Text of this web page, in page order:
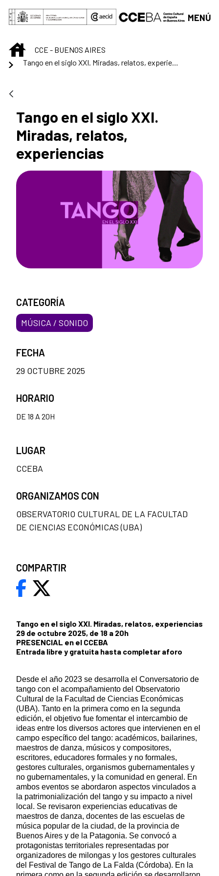
Saltar al contenido principal
MENÚ
INICIOCCE - BUENOS AIRES
Tango en el siglo XXI. Miradas, relatos, experiencias
Tango en el siglo XXI.
Miradas, relatos,
experiencias
Tango en el siglo XXI. Miradas, relatos, experiencias
29 de octubre 2025, de 18 a 20h
PRESENCIAL en el CCEBA
Entrada libre y gratuita hasta completar aforo
Desde el año 2023 se desarrolla el Conversatorio de
tango con el acompañamiento del Observatorio
Cultural de la Facultad de Ciencias Económicas
(UBA). Tanto en la primera como en la segunda
edición, el objetivo fue fomentar el intercambio de
ideas entre los diversos actores que intervienen en el
campo específico del tango: académicos, bailarines,
maestros de danza, músicos y compositores,
escritores, educadores formales y no formales,
gestores culturales, organismos gubernamentales y
no gubernamentales, y la comunidad en general. En
ambos eventos se abordaron aspectos vinculados a
la patrimonialización del tango y su impacto a nivel
local. Se revisaron experiencias educativas de
maestros de danza, docentes de las escuelas de
música popular de la ciudad, de la provincia de
Buenos Aires y de la Patagonia. Se convocó a
protagonistas territoriales representadas por
organizadores de milongas y los gestores culturales
del Festival de Tango de La Falda (Córdoba). En la
CATEGORÍA
MÚSICA / SONIDO
FECHA
29 OCTUBRE 2025
HORARIO
DE 18 A 20H
LUGAR
CCEBA
ORGANIZAMOS CON
OBSERVATORIO CULTURAL DE LA FACULTAD
DE CIENCIAS ECONÓMICAS (UBA)
COMPARTIR